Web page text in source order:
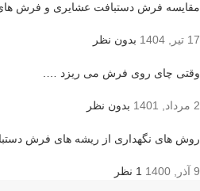
مقایسه فرش دستبافت عشایری و فرش
17 تیر, 1404 بدون نظر
وقتی چای روی فرش می ریزد ….
2 مرداد, 1401 بدون نظر
روش های نگهداری از ریشه های فرش
9 آذر, 1400 1 نظر